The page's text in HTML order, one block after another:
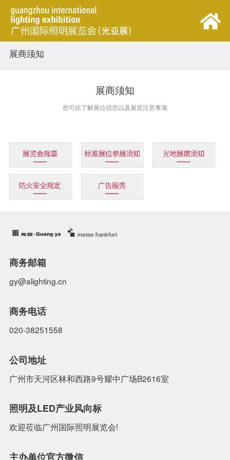
首页
参展中心
同期活动
新闻中心
展商须知
展商须知
您可此了解展位信息以及展览注意事项
商务邮箱
gy@alighting.cn
商务电话
020-38251558
公司地址
广州市天河区林和西路9号耀中广场B2616室
照明及LED产业风向标
欢迎莅临广州国际照明展览会!
主办单位官方微信